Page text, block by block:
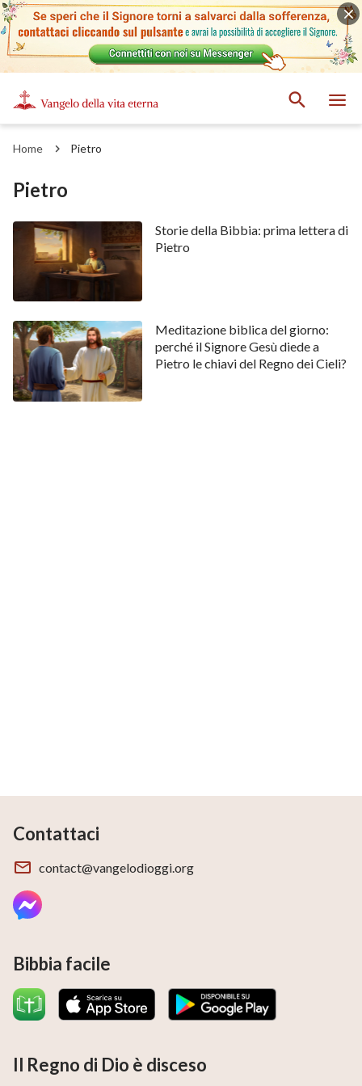
Home Pietro
Pietro
Storie della Bibbia: prima lettera di
Pietro
Meditazione biblica del giorno:
perché il Signore Gesù diede a
Pietro le chiavi del Regno dei Cieli?
Contattaci
contact@vangelodioggi.org
Bibbia facile
Il Regno di Dio è disceso